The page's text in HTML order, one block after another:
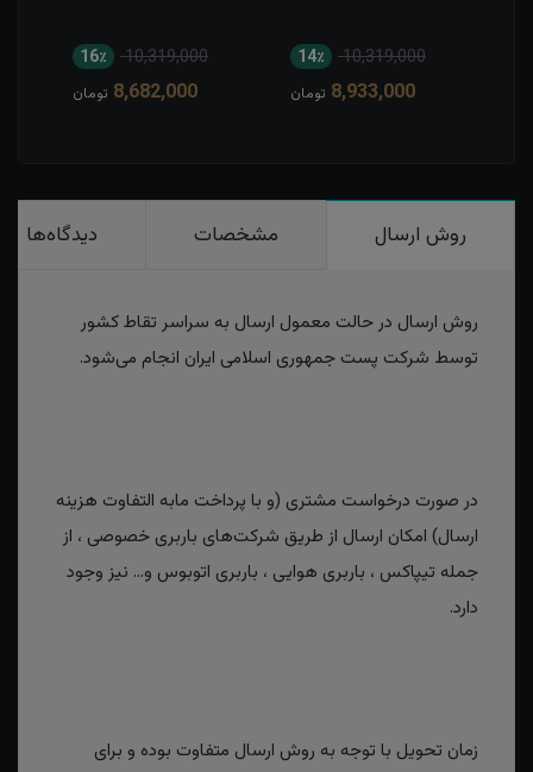
10,319,000 14٪
8,933,000 تومان
10,319,000 16٪
8,682,000 تومان
روش ارسال مشخصات دیدگاه‌ها
روش ارسال در حالت معمول ارسال به سراسر تقاط کشور
توسط شرکت پست جمهوری اسلامی ایران انجام می‌شود.
در صورت درخواست مشتری (و با پرداخت مابه التفاوت هزینه
ارسال) امکان ارسال از طریق شرکت‌های باربری خصوصی ، از
جمله تیپاکس ، باربری هوایی ، باربری اتوبوس و... نیز وجود
دارد.
زمان تحویل با توجه به روش ارسال متفاوت بوده و برای